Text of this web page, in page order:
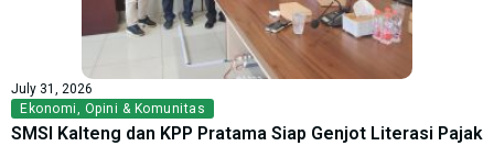
July 31, 2026
Ekonomi, Opini & Komunitas
SMSI Kalteng dan KPP Pratama Siap Genjot Literasi Pajak